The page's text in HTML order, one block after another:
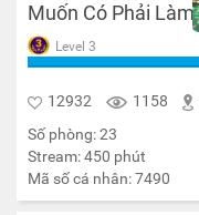
Muốn Có Phải Làm
Level 3
12932 1158
Số phòng:23
Stream:450 phút
Mã số cá nhân:7490